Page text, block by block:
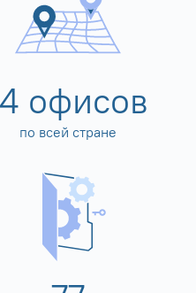
офисов
по всей стране